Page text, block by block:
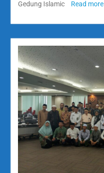
Gedung Islamic
Read more